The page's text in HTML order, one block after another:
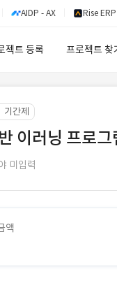
AIDP - AX Rise ERP
젝트 등록 프로젝트 찾
기간제
이러닝 프로
미입력
액